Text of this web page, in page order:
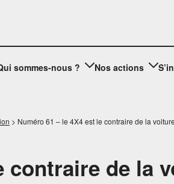
sommes-nous ? Nos actions
> Numéro 61 – le 4X4 est le contraire de la
contraire de la